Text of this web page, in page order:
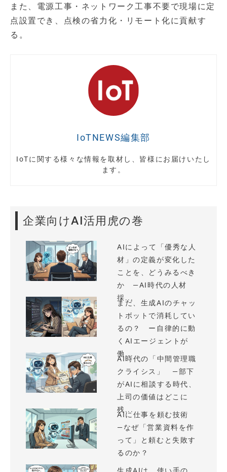
また、電源工事・ネットワーク工事不要で現場に定
点設置でき、点検の省力化・リモート化に貢献す
る。
IoTNEWS編集部
IoTに関する様々な情報を取材し、皆様にお届けいたし
ます。
企業向けAI活用虎の巻
AIによって「優秀な人
材」の定義が変化した
ことを、どうみるべき
か —AI時代の人材
採...
まだ、生成AIのチャッ
トボットで消耗してい
るの？ ー自律的に動
くAIエージェントが
働...
AI時代の「中間管理職
クライシス」 —部下
がAIに相談する時代、
上司の価値はどこに
残...
AIに仕事を頼む技術
—なぜ「営業資料を作
って」と頼むと失敗す
るのか？